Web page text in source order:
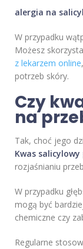
alergia na
W przypadku
Możesz
z lekarzem online
potrzeb skóry.
Czy
na
Tak, choć jego
Kwas
rozjaśnianiu
W przypadku
mogą być
chemiczne czy
Regularne